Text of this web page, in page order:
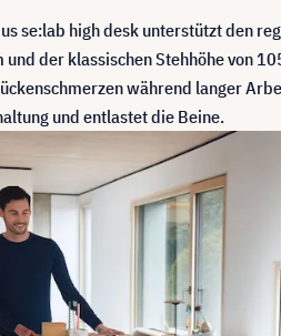
se:lab high desk unterstützt den
und der klassischen Stehhöhe von
während langer
und entlastet die Beine.